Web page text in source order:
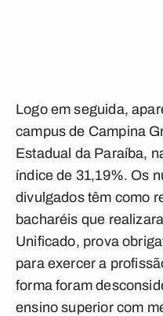
Logo em seguida,
campus de Campina
Estadual da Paraíba,
índice de 31,19%. Os
divulgados têm como
bacharéis que
Unificado, prova
para exercer a
forma foram
ensino superior com